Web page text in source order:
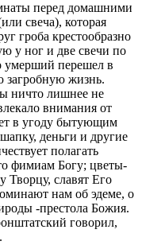
перед домашними
свеча), которая
гроба крестообразно
у ног и две свечи по
умерший перешел в
загробную жизнь.
ничто лишнее не
внимания от
в угоду бытующим
деньги и другие
полагать
фимиам Богу; цветы-
Творцу, славят Его
нам об эдеме, о
-престола Божия.
говорил,